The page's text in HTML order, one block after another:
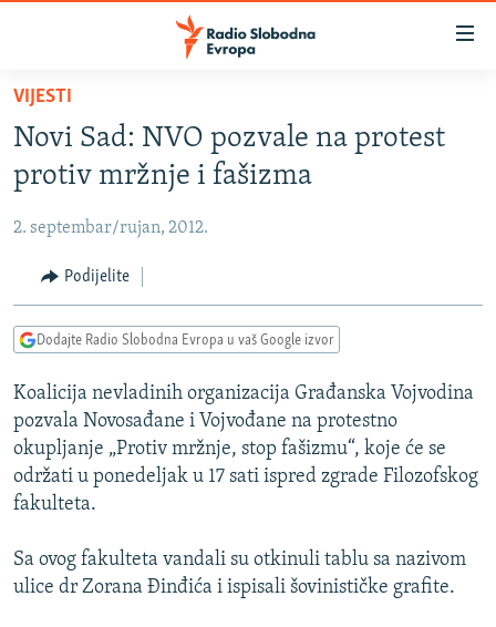
Pređite
glavni
sadržaj
Pređite
na
navigaciju
Pređite
na
BOSNA I HERCEGOVINA
SRBIJA
KOSOVO
CRNA GORA
VIDEO
FOTOGALERIJE
INFOGRAFIKE
PODCASTI
RAT U UKRAJINI
KINA NA BALKANU
RSE PRIČE IZ SVIJETA
ISPRIČAJ MI
DNEVNO@RSE
SPECIJALI RSE
VIJESTI
Novi Sad: NVO pozvale na protest
protiv mržnje i fašizma
2. septembar/rujan, 2012.
Podijelite
Dodajte Radio Slobodna Evropa u vaš Google izvor
Koalicija nevladinih organizacija Građanska Vojvodina
pozvala Novosađane i Vojvođane na protestno
okupljanje „Protiv mržnje, stop fašizmu“, koje će se
održati u ponedeljak u 17 sati ispred zgrade Filozofskog
fakulteta.
Sa ovog fakulteta vandali su otkinuli tablu sa nazivom
ulice dr Zorana Đinđića i ispisali šovinističke grafite.